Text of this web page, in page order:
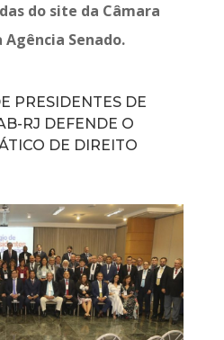
do site da Câmara
Agência Senado.
PRESIDENTES DE
RJ DEFENDE O
DE DIREITO